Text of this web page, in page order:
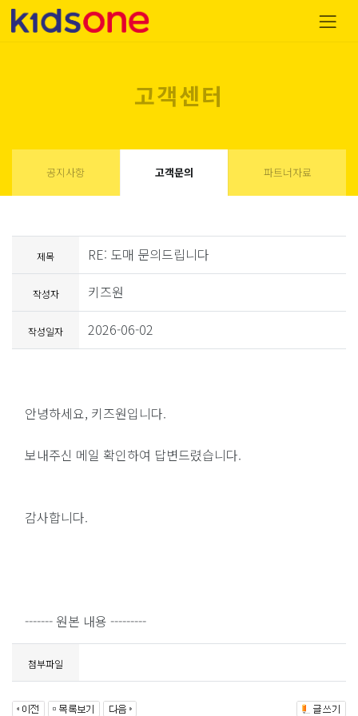
고객센터
공지사항 고객문의 파트너자료
제목 RE: 도매 문의드립니다
작성자 키즈원
작성일자 2026-06-02
안녕하세요, 키즈원입니다.
보내주신 메일 확인하여 답변드렸습니다.
감사합니다.
------- 원본 내용 ---------
첨부파일